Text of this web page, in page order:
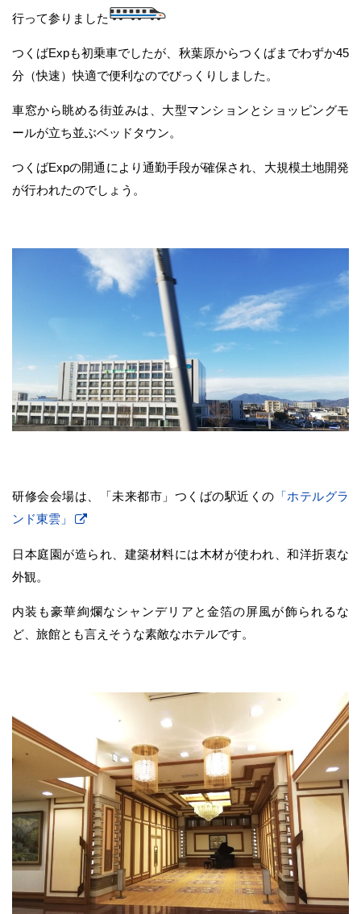
行って参りました
つくばExpも初乗車でしたが、秋葉原からつくばまでわずか45
分（快速）快適で便利なのでびっくりしました。
車窓から眺める街並みは、大型マンションとショッピングモ
ールが立ち並ぶベッドタウン。
つくばExpの開通により通勤手段が確保され、大規模土地開発
が行われたのでしょう。
研修会会場は、「未来都市」つくばの駅近くの 「ホテルグラ
ンド東雲」
日本庭園が造られ、建築材料には木材が使われ、和洋折衷な
外観。
内装も豪華絢爛なシャンデリアと金箔の屏風が飾られるな
ど、旅館とも言えそうな素敵なホテルです。